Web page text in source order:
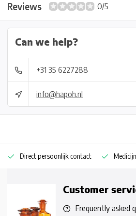
Reviews 0/5
Can we help?
+31 35 6227288
info@hapoh.nl
Direct persoonlijk contact
Customer
Frequently asked